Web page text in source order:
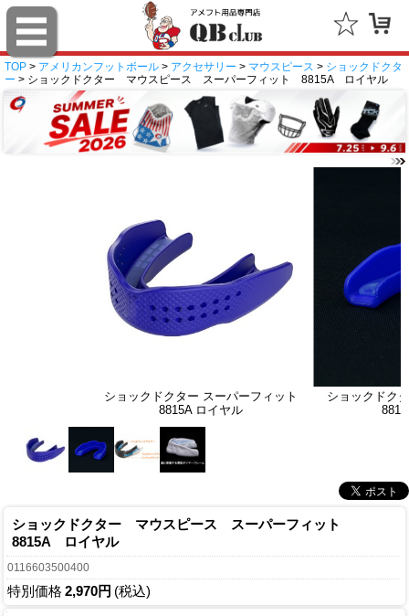
TOP > アメリカンフットボール > アクセサリー > マウスピース > ショックドクタ
ー > ショックドクター マウスピース スーパーフィット 8815A ロイヤル
ショックドクター スーパーフィット
8815A ロイヤル
ショックドク
ショックドクター マウスピース スーパーフィット
8815A ロイヤル
0116603500400
特別価格 2,970円 (税込)